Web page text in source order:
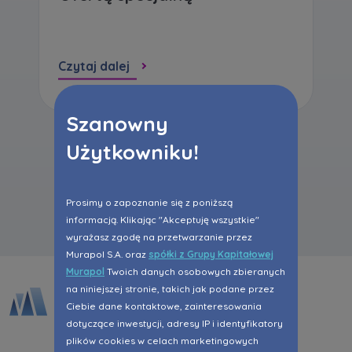
Szanowny
Użytkowniku!
Prosimy o zapoznanie się z poniższą
informacją. Klikając "Akceptuję wszystkie"
wyrażasz zgodę na przetwarzanie przez
Murapol S.A. oraz spółki z Grupy Kapitałowej
Murapol Twoich danych osobowych zbieranych
na niniejszej stronie, takich jak podane przez
Ciebie dane kontaktowe, zainteresowania
dotyczące inwestycji, adresy IP i identyfikatory
plików cookies w celach marketingowych
Czytaj dalej